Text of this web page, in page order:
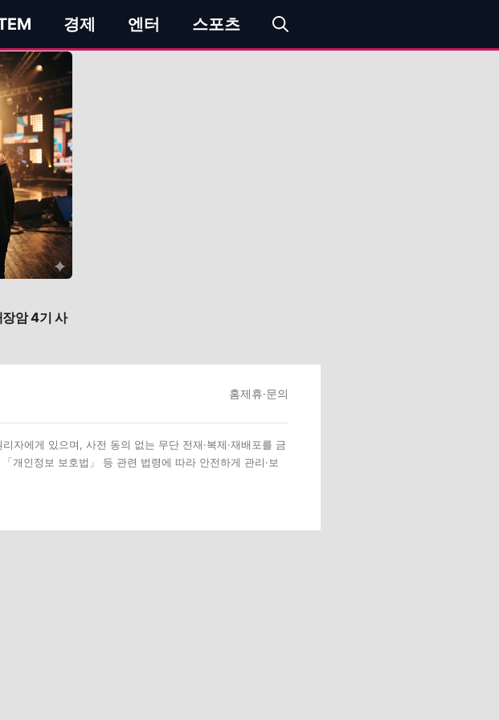
경제 엔터 스포츠
장암 4기 사
홈제휴·문의
자에게 있으며, 사전 동의 없는 무단 전재·복제·재배포를 금
개인정보 보호법」 등 관련 법령에 따라 안전하게 관리·보